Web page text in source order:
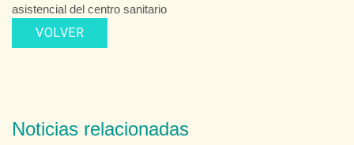
asistencial del centro sanitario
VOLVER
Noticias relacionadas